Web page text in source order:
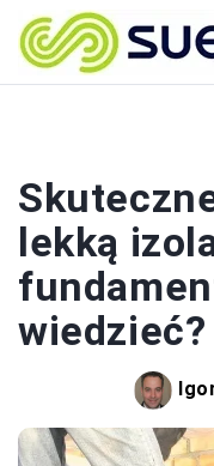
lekką
wiedzieć?